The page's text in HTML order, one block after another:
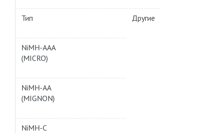
Тип Другие
NiMH-AAA
(MICRO)
NiMH-AA
(MIGNON)
NiMH-C